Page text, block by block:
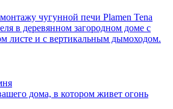
чугунной печи Plamen Tena
в деревянном загородном доме с
листе и с вертикальным дымоходом.
дома, в котором живет огонь